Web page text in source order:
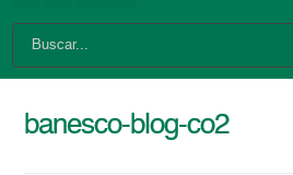
banesco-blog-co2